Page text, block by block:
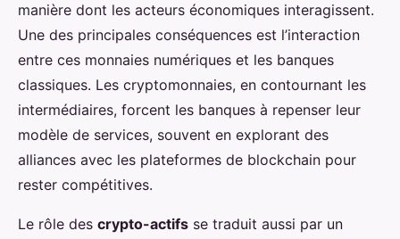
manière dont les acteurs économiques interagissent.
Une des principales conséquences est l’interaction
entre ces monnaies numériques et les banques
classiques. Les cryptomonnaies, en contournant les
intermédiaires, forcent les banques à repenser leur
modèle de services, souvent en explorant des
alliances avec les plateformes de blockchain pour
rester compétitives.
Le rôle des crypto-actifs se traduit aussi par un